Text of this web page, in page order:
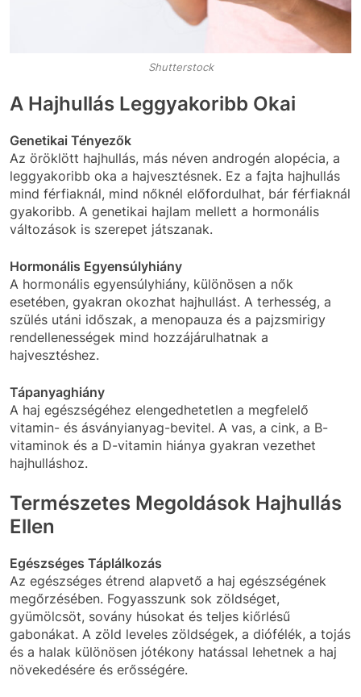
Shutterstock
A Hajhullás Leggyakoribb Okai
Genetikai Tényezők
Az öröklött hajhullás, más néven androgén alopécia, a
leggyakoribb oka a hajvesztésnek. Ez a fajta hajhullás
mind férfiaknál, mind nőknél előfordulhat, bár férfiaknál
gyakoribb. A genetikai hajlam mellett a hormonális
változások is szerepet játszanak.
Hormonális Egyensúlyhiány
A hormonális egyensúlyhiány, különösen a nők
esetében, gyakran okozhat hajhullást. A terhesség, a
szülés utáni időszak, a menopauza és a pajzsmirigy
rendellenességek mind hozzájárulhatnak a
hajvesztéshez.
Tápanyaghiány
A haj egészségéhez elengedhetetlen a megfelelő
vitamin- és ásványianyag-bevitel. A vas, a cink, a B-
vitaminok és a D-vitamin hiánya gyakran vezethet
hajhulláshoz.
Természetes Megoldások Hajhullás
Ellen
Egészséges Táplálkozás
Az egészséges étrend alapvető a haj egészségének
megőrzésében. Fogyasszunk sok zöldséget,
gyümölcsöt, sovány húsokat és teljes kiőrlésű
gabonákat. A zöld leveles zöldségek, a diófélék, a tojás
és a halak különösen jótékony hatással lehetnek a haj
növekedésére és erősségére.